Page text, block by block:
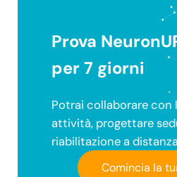
Prova
per 7 giorni
Potrai collaborare con
attività, progettare
riabilitazione a
Comincia la